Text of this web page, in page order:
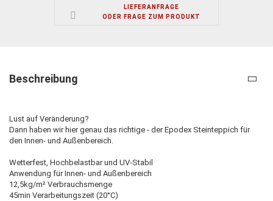
LIEFERANFRAGE
ODER FRAGE ZUM PRODUKT
Beschreibung
Lust auf Veränderung?
Dann haben wir hier genau das richtige - der Epodex Steinteppich für
den Innen- und Außenbereich.
Wetterfest, Hochbelastbar und UV-Stabil
Anwendung für Innen- und Außenbereich
12,5kg/m² Verbrauchsmenge
45min Verarbeitungszeit (20°C)